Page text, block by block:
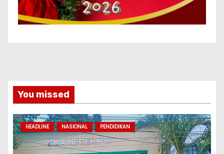
You missed
HEADLINE NASIONAL PENDIDIKAN